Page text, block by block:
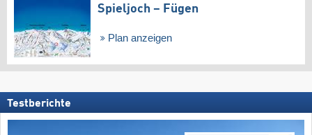
Spieljoch – Fügen
Plan anzeigen
Testberichte